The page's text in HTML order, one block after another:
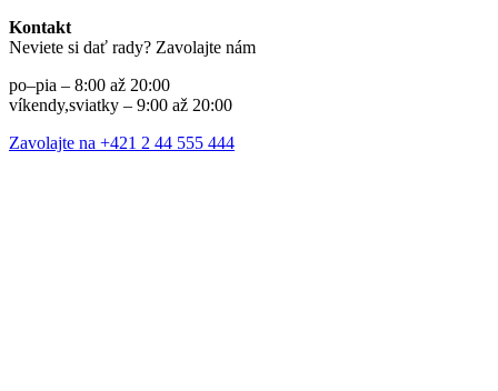
Kontakt
Neviete si dať rady? Zavolajte nám
po–pia – 8:00 až 20:00
víkendy,sviatky – 9:00 až 20:00
Zavolajte na +421 2 44 555 444